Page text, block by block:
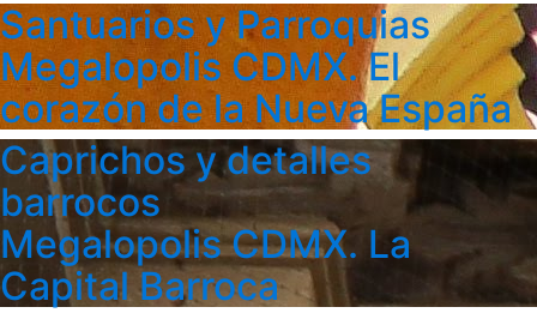
Santuarios y Parroquias
Megalopolis CDMX. El
corazón de la Nueva España
Caprichos y detalles
barrocos
Megalopolis CDMX. La
Capital Barroca